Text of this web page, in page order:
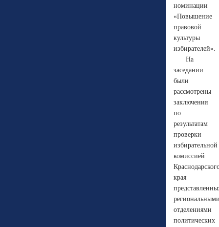
номинации
«Повышение
правовой
культуры
избирателей».
На
заседании
были
рассмотрены
заключения
по
результатам
проверки
избирательной
комиссией
края
отделениями
политических